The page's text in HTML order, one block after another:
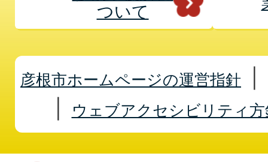
ついて
彦根市ホームページの運営指針
ウェブアクセシビリティ方